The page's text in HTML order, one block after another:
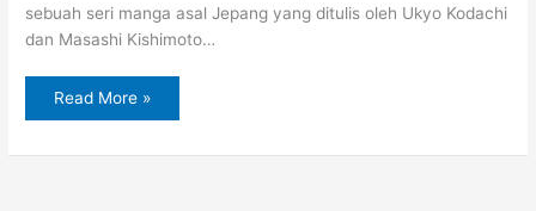
sebuah seri manga asal Jepang yang ditulis oleh Ukyo Kodachi
dan Masashi Kishimoto…
Read More »